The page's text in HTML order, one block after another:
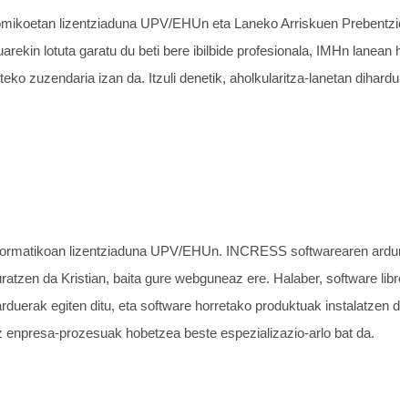
lizentziaduna UPV/EHUn eta Laneko Arriskuen
lotuta garatu du beti bere ibilbide profesionala, IMHn
zuzendaria izan da. Itzuli denetik, aholkularitza-lanetan
lizentziaduna UPV/EHUn. INCRESS softwarearen
da Kristian, baita gure webguneaz ere. Halaber, software
egiten ditu, eta software horretako produktuak instalatzen
enpresa-prozesuak hobetzea beste espezializazio-arlo bat da.